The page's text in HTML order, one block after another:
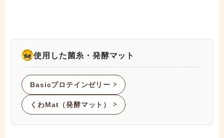
使用した菌糸・発酵マット
Basicプロテインゼリー ᐳ
くわMat（発酵マット） ᐳ